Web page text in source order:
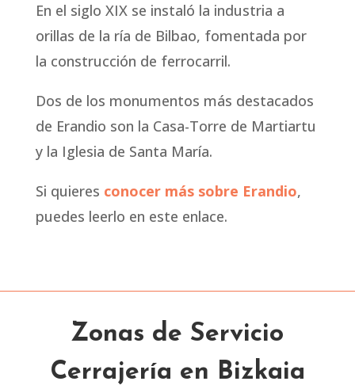
En el siglo XIX se instaló la industria a
orillas de la ría de Bilbao, fomentada por
la construcción de ferrocarril.
Dos de los monumentos más destacados
de Erandio son la Casa-Torre de Martiartu
y la Iglesia de Santa María.
Si quieres conocer más sobre Erandio,
puedes leerlo en este enlace.
Zonas de Servicio
Cerrajería en Bizkaia